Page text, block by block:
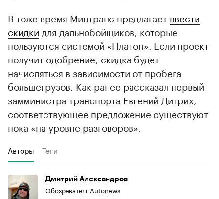
В тоже время Минтранс предлагает ввести
скидки для дальнобойщиков, которые
пользуются системой «Платон». Если проект
получит одобрение, скидка будет
начисляться в зависимости от пробега
большегрузов. Как ранее рассказал первый
замминистра транспорта Евгений Дитрих,
соответствующее предложение существуют
пока «на уровне разговоров».
Авторы Теги
Дмитрий Александров
Обозреватель Autonews